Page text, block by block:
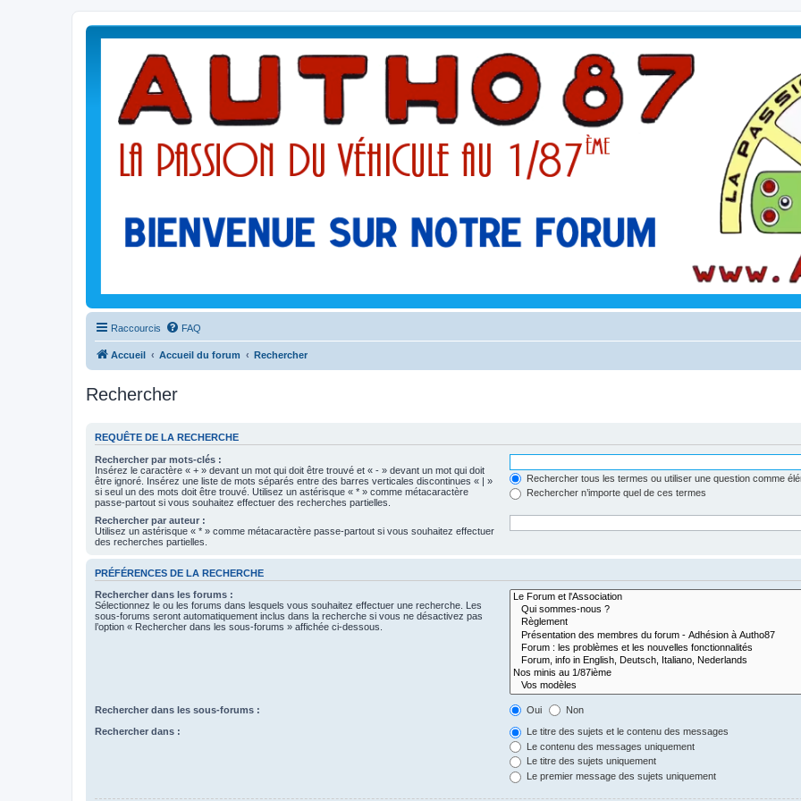
Raccourcis FAQ
Accueil Accueil du forum Rechercher
Rechercher
REQUÊTE DE LA RECHERCHE
Rechercher par mots-clés :
Insérez le caractère « + » devant un mot qui doit être trouvé et « - » devant un mot qui doit
être ignoré. Insérez une liste de mots séparés entre des barres verticales discontinues « | »
si seul un des mots doit être trouvé. Utilisez un astérisque « * » comme métacaractère
passe-partout si vous souhaitez effectuer des recherches partielles.
Rechercher tous les termes ou utiliser une question comme
Rechercher n’importe quel de ces termes
Rechercher par auteur :
Utilisez un astérisque « * » comme métacaractère passe-partout si vous souhaitez effectuer
des recherches partielles.
PRÉFÉRENCES DE LA RECHERCHE
Rechercher dans les forums :
Sélectionnez le ou les forums dans lesquels vous souhaitez effectuer une recherche. Les
sous-forums seront automatiquement inclus dans la recherche si vous ne désactivez pas
l’option « Rechercher dans les sous-forums » affichée ci-dessous.
Rechercher dans les sous-forums : Oui Non
Rechercher dans :
Le titre des sujets et le contenu des messages
Le contenu des messages uniquement
Le titre des sujets uniquement
Le premier message des sujets uniquement